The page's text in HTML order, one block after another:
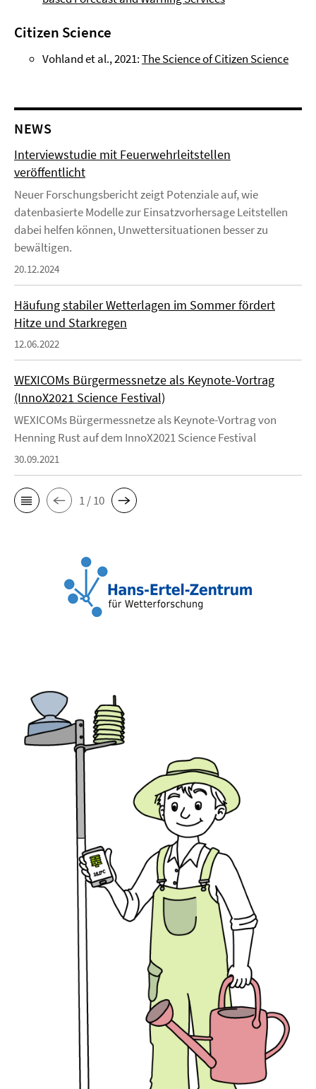
Citizen Science
Vohland et al., 2021:The Science of Citizen Science
NEWS
Interviewstudie mit Feuerwehrleitstellen
veröffentlicht
Neuer Forschungsbericht zeigt Potenziale auf, wie
datenbasierte Modelle zur Einsatzvorhersage Leitstellen
dabei helfen können, Unwettersituationen besser zu
bewältigen.
20.12.2024
Häufung stabiler Wetterlagen im Sommer fördert
Hitze und Starkregen
12.06.2022
WEXICOMs Bürgermessnetze als Keynote-Vortrag
(InnoX2021 Science Festival)
WEXICOMs Bürgermessnetze als Keynote-Vortrag von
Henning Rust auf dem InnoX2021 Science Festival
30.09.2021
1 / 10